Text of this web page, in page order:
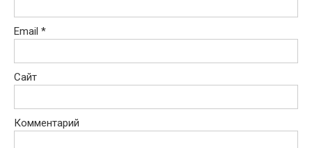
Email *
Сайт
Комментарий